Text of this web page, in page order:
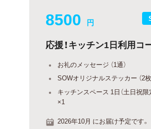
8500 円
応援！キッチン1日利用コ
お礼のメッセージ （1通）
SOWオリジナルステッカー （2枚
キッチンスペース 1日（土日祝限
×1
2026年10月 にお届け予定です。